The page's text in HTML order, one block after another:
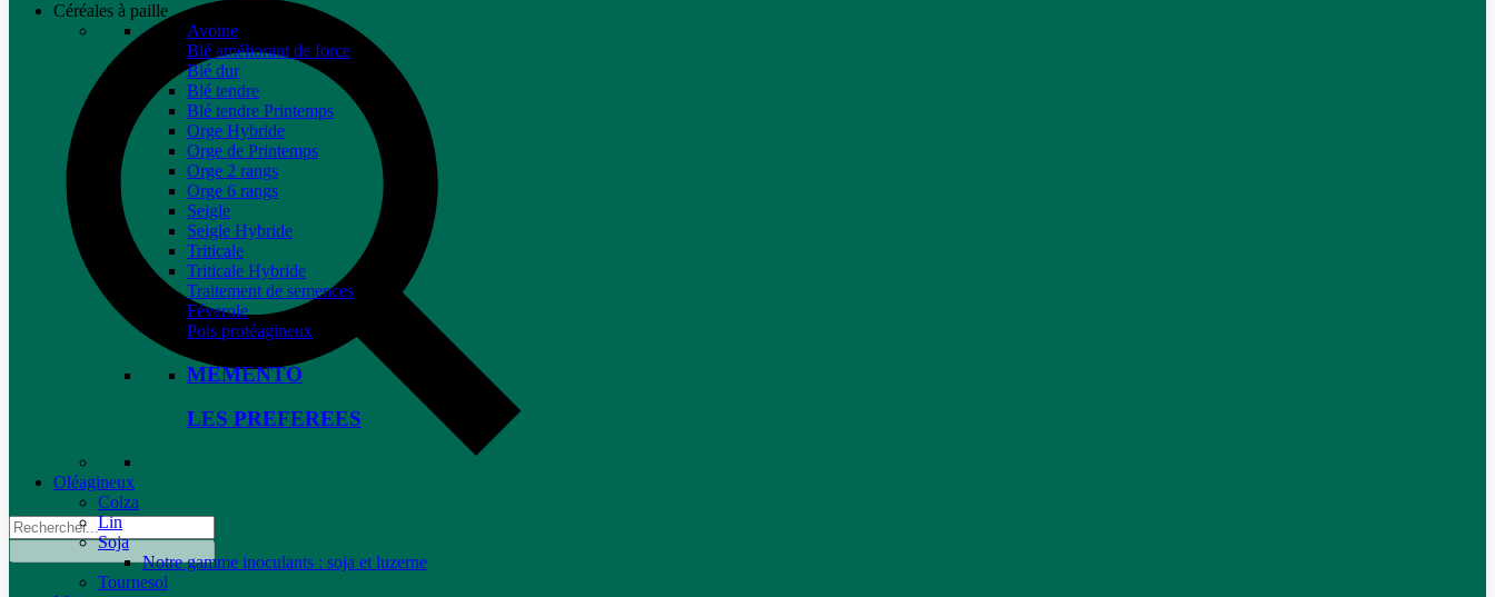
Céréales à paille
Avoine
Blé améliorant de force
Blé dur
Blé tendre
Blé tendre Printemps
Orge Hybride
Orge de Printemps
Orge 2 rangs
Orge 6 rangs
Seigle
Seigle Hybride
Triticale
Triticale Hybride
Traitement de semences
Féverole
Pois protéagineux
MEMENTO
LES PREFEREES
Oléagineux
Colza
Lin
Soja
Notre gamme inoculants : soja et luzerne
Tournesol